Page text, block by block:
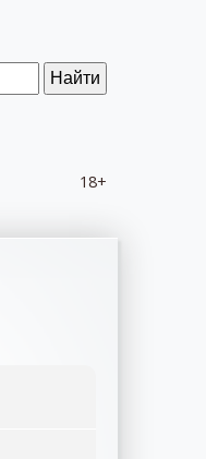
Найти
18+